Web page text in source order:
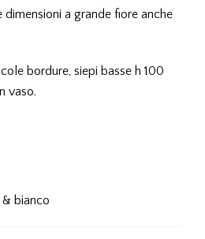
dimensioni a grande fiore anche
bordure, siepi basse h 100
vaso.
& bianco